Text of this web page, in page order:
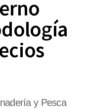
y Pesca